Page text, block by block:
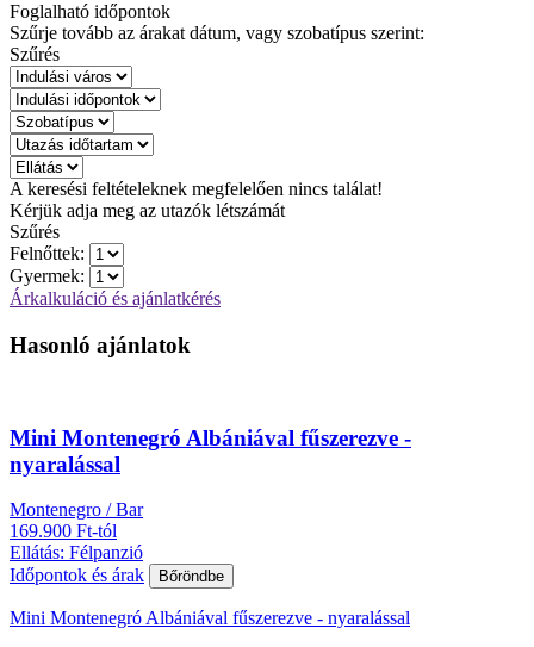
Foglalható időpontok
Szűrje tovább az árakat dátum, vagy szobatípus szerint:
Szűrés
A keresési feltételeknek megfelelően nincs találat!
Kérjük adja meg az utazók létszámát
Szűrés
Felnőttek:
Gyermek:
Árkalkuláció és ajánlatkérés
Hasonló ajánlatok
Mini Montenegró Albániával fűszerezve -
nyaralással
Montenegro / Bar
169.900 Ft-tól
Ellátás: Félpanzió
Időpontok és árak
Bőröndbe
Mini Montenegró Albániával fűszerezve - nyaralással